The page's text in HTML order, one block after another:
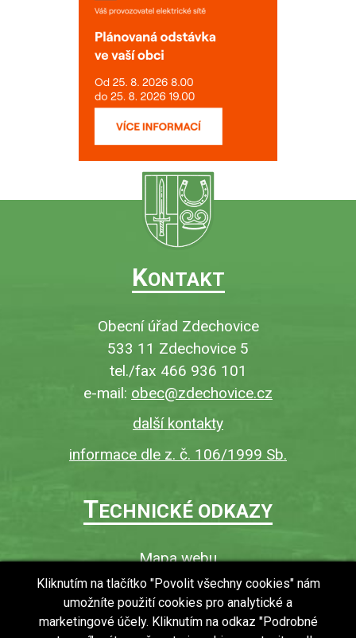
KONTAKT
Obecní úřad Zdechovice
533 11 Zdechovice 5
tel./fax 466 936 101
e-mail: obec@zdechovice.cz
další kontakty
informace dle z. č. 106/1999 Sb.
TECHNICKÉ ODKAZY
Mapa webu
O webu
Povinně zveřejňované informace
Ochrana osobních údajů (GDPR)
Kliknutím na tlačítko "Povolit všechny cookies" nám
umožníte použití cookies pro analytické a
marketingové účely. Kliknutím na odkaz "Podrobné